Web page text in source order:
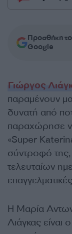
Προσθήκη
Google
Γιώργος
παραμένουν
δυνατή από
παραχώρησε
«Super
σύντροφό της,
τελευταίων
Η Μαρία
Λιάγκας